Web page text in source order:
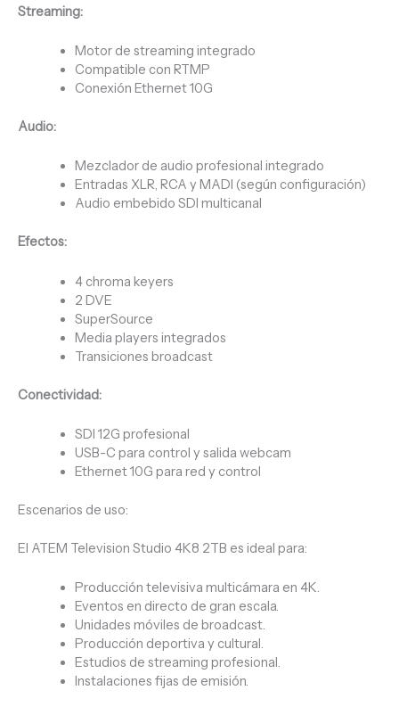
Streaming:
Motor de streaming integrado
Compatible con RTMP
Conexión Ethernet 10G
Audio:
Mezclador de audio profesional integrado
Entradas XLR, RCA y MADI (según configuración)
Audio embebido SDI multicanal
Efectos:
4 chroma keyers
2 DVE
SuperSource
Media players integrados
Transiciones broadcast
Conectividad:
SDI 12G profesional
USB-C para control y salida webcam
Ethernet 10G para red y control
Escenarios de uso:
El ATEM Television Studio 4K8 2TB es ideal para:
Producción televisiva multicámara en 4K.
Eventos en directo de gran escala.
Unidades móviles de broadcast.
Producción deportiva y cultural.
Estudios de streaming profesional.
Instalaciones fijas de emisión.